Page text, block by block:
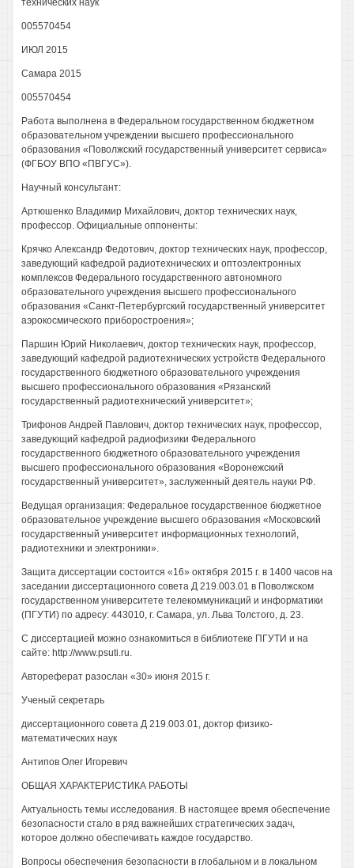
технических наук
005570454
ИЮЛ 2015
Самара 2015
005570454
Работа выполнена в Федеральном государственном бюджетном
образовательном учреждении высшего профессионального
образования «Поволжский государственный университет сервиса»
(ФГБОУ ВПО «ПВГУС»).
Научный консультант:
Артюшенко Владимир Михайлович, доктор технических наук,
профессор. Официальные оппоненты:
Крячко Александр Федотович, доктор технических наук, профессор,
заведующий кафедрой радиотехнических и оптоэлектронных
комплексов Федерального государственного автономного
образовательного учреждения высшего профессионального
образования «Санкт-Петербургский государственный университет
аэрокосмического приборостроения»;
Паршин Юрий Николаевич, доктор технических наук, профессор,
заведующий кафедрой радиотехнических устройств Федерального
государственного бюджетного образовательного учреждения
высшего профессионального образования «Рязанский
государственный радиотехнический университет»;
Трифонов Андрей Павлович, доктор технических наук, профессор,
заведующий кафедрой радиофизики Федерального
государственного бюджетного образовательного учреждения
высшего профессионального образования «Воронежский
государственный университет», заслуженный деятель науки РФ.
Ведущая организация: Федеральное государственное бюджетное
образовательное учреждение высшего образования «Московский
государственный университет информационных технологий,
радиотехники и электроники».
Защита диссертации состоится «16» октября 2015 г. в 1400 часов на
заседании диссертационного совета Д 219.003.01 в Поволжском
государственном университете телекоммуникаций и информатики
(ПГУТИ) по адресу: 443010, г. Самара, ул. Льва Толстого, д. 23.
С диссертацией можно ознакомиться в библиотеке ПГУТИ и на
сайте: http://www.psuti.ru.
Автореферат разослан «30» июня 2015 г.
Ученый секретарь
диссертационного совета Д 219.003.01, доктор физико-
математических наук
Антипов Олег Игоревич
ОБЩАЯ ХАРАКТЕРИСТИКА РАБОТЫ
Актуальность темы исследования. В настоящее время обеспечение
безопасности стало в ряд важнейших стратегических задач,
которое должно обеспечивать каждое государство.
Вопросы обеспечения безопасности в глобальном и в локальном